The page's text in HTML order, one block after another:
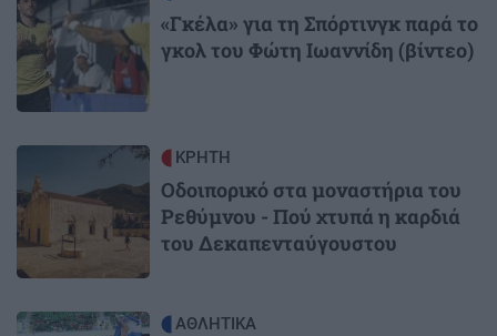
«Γκέλα» για τη Σπόρτινγκ παρά το
γκολ του Φώτη Ιωαννίδη (βίντεο)
ΚΡΗΤΗ
Οδοιπορικό στα μοναστήρια του
Ρεθύμνου - Πού χτυπά η καρδιά
του Δεκαπενταύγουστου
Image ΑΘΛΗΤΙΚΑ